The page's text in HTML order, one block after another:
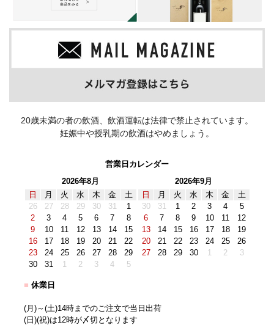
20歳未満の者の飲酒、飲酒運転は法律で禁止されています。
妊娠中や授乳期の飲酒はやめましょう。
営業日カレンダー
2026年8月
日
月 火 水 木 金
土
26
27 28 29 30 31
1
2
3 4 5 6 7
8
9
10 11 12 13 14
15
16
17 18 19 20 21
22
23
24 25 26 27 28
29
30
31 1 2 3 4 5
2026年9月
日
月 火 水 木 金
土
30
31 1 2 3 4
5
6
7 8 9 10 11
12
13
14 15 16 17 18
19
20
21 22 23 24 25
26
27
28 29 30 1 2 3
■ 休業日
(月)～(土)14時までのご注文で当日出荷
(日)(祝)は12時が〆切となります